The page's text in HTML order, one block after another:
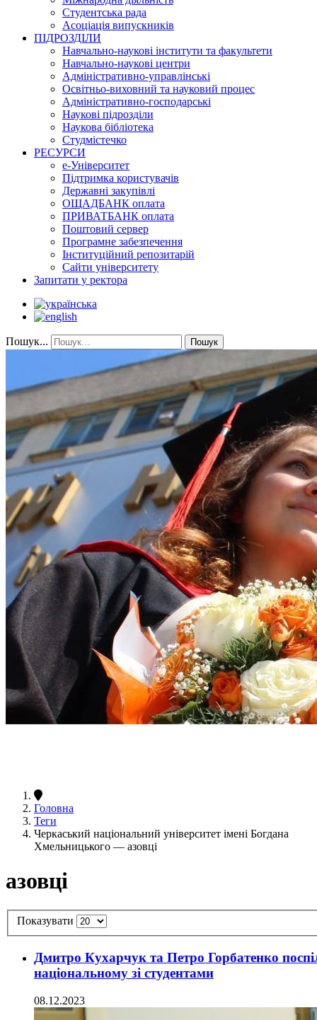
Студентська рада
Асоціація випускників
ПІДРОЗДІЛИ
Навчально-наукові інститути та факультети
Навчально-наукові центри
Адміністративно-управлінські
Освітньо-виховний та науковий процес
Адміністративно-господарські
Наукові підрозділи
Наукова бібліотека
Студмістечко
РЕСУРСИ
е-Університет
Підтримка користувачів
Державні закупівлі
ОЩАДБАНК оплата
ПРИВАТБАНК оплата
Поштовий сервер
Програмне забезпечення
Інституційний репозитарій
Сайти університету
Запитати у ректора
Пошук... Пошук
Головна
Теги
Черкаський національний університет імені Богдана
Хмельницького — азовці
азовці
Показувати
Дмитро Кухарчук та Петро Горбатенко
національному зі студентами
08.12.2023